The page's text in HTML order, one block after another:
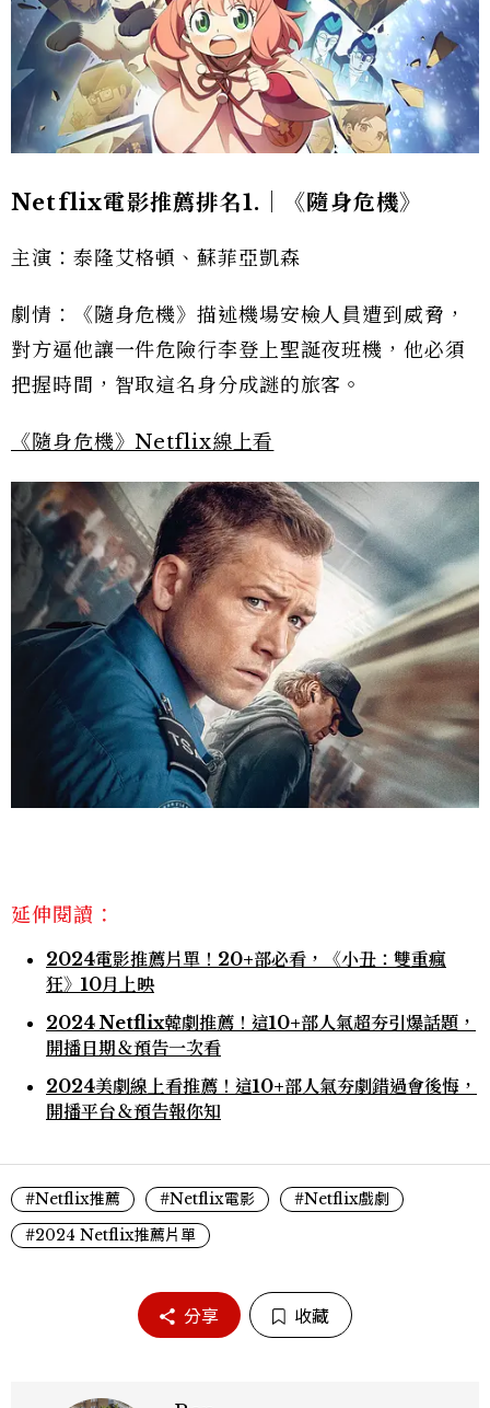
Netflix電影推薦排名1.｜《隨身危機》
主演：泰隆艾格頓、蘇菲亞凱森
劇情：《隨身危機》描述機場安檢人員遭到威脅，
對方逼他讓一件危險行李登上聖誕夜班機，他必須
把握時間，智取這名身分成謎的旅客。
《隨身危機》Netflix線上看
延伸閱讀：
2024電影推薦片單！20+部必看，《小丑：雙重瘋
狂》10月上映
2024 Netflix韓劇推薦！這10+部人氣超夯引爆話題，
開播日期＆預告一次看
2024美劇線上看推薦！這10+部人氣夯劇錯過會後悔，
開播平台＆預告報你知
#Netflix推薦 #Netflix電影
#Netflix戲劇
#2024 Netflix推薦片單
分享 收藏